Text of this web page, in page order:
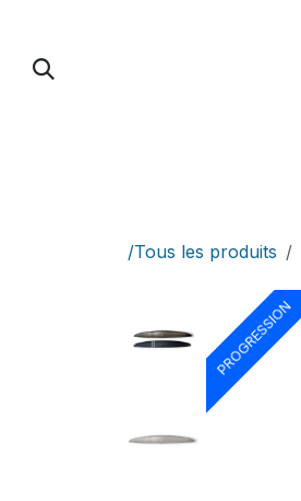
/Tous les produits
PROGRESSION
PROGRESSION